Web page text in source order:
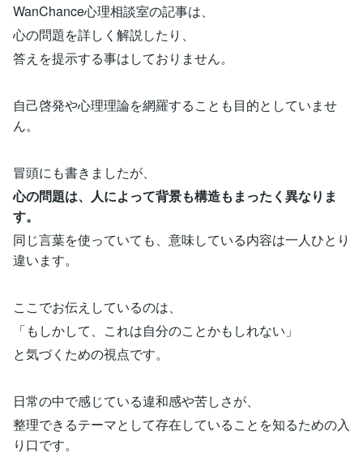
WanChance心理相談室の記事は、
心の問題を詳しく解説したり、
答えを提示する事はしておりません。
自己啓発や心理理論を網羅することも目的としていませ
ん。
冒頭にも書きましたが、
心の問題は、人によって背景も構造もまったく異なりま
す。
同じ言葉を使っていても、意味している内容は一人ひとり
違います。
ここでお伝えしているのは、
「もしかして、これは自分のことかもしれない」
と気づくための視点です。
日常の中で感じている違和感や苦しさが、
整理できるテーマとして存在していることを知るための入
り口です。